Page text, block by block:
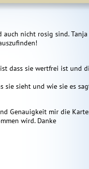
auch nicht rosig sind.
dass sie wertfrei ist und
sie sieht und wie sie es
Genauigkeit mir die
wird. Danke